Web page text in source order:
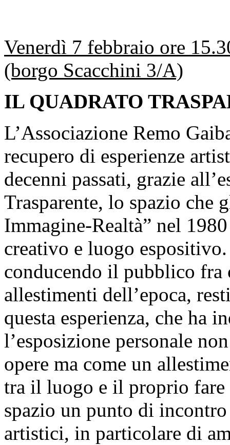
Venerdì 7 febbraio ore
(borgo Scacchini 3/A)
IL QUADRATO
L’Associazione Remo
recupero di esperienze
decenni passati, grazie
Trasparente, lo spazio
Immagine-Realtà” nel
creativo e luogo
conducendo il pubblico fra
allestimenti dell’epoca,
questa esperienza, che ha
l’esposizione personale
opere ma come un
tra il luogo e il proprio fare
spazio un punto di
artistici, in particolare di